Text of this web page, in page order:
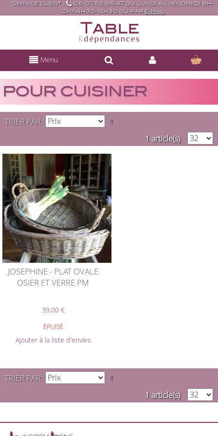
Service client :
06.07.83.98.47 du Lundi au vendredi 9h-
12h/14h30-18h30 ou par e-mail
Menu
POUR CUISINER
TRIER PAR
1 article(s)
JOSEPHINE - PLAT OVALE
OSIER ET VERRE PM
39,00 €
ÉPUISÉ
Ajouter à la liste d'envies
TRIER PAR
1 article(s)